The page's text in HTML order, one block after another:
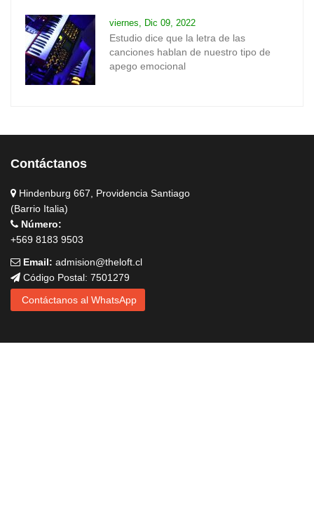
viernes, Dic 09, 2022
Estudio dice que la letra de las
canciones hablan de nuestro tipo de
apego emocional
Contáctanos
Hindenburg 667, Providencia Santiago
(Barrio Italia)
Número:
+569 8183 9503
Email: admision@theloft.cl
Código Postal: 7501279
Contáctanos al WhatsApp